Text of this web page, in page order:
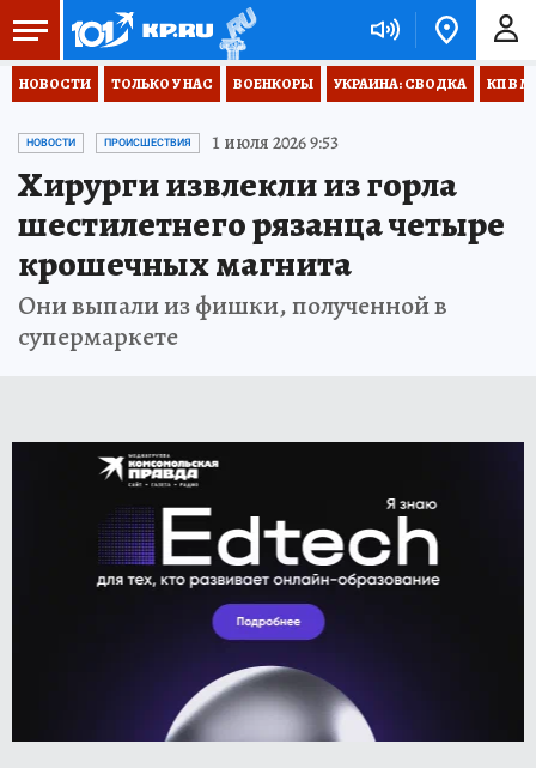
НОВОСТИ ТОЛЬКО У НАС ВОЕНКОРЫ УКРАИНА: СВОДКА КП В
НОВОСТИ ПРОИСШЕСТВИЯ 1 июля 2026 9:53
Хирурги извлекли из горла
шестилетнего рязанца четыре
крошечных магнита
Они выпали из фишки, полученной в
супермаркете